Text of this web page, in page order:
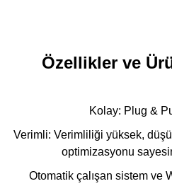
Özellikler ve
Kolay: Plug &
Verimli: Verimliliği yüksek,
optimizasyonu
Otomatik çalışan sistem ve